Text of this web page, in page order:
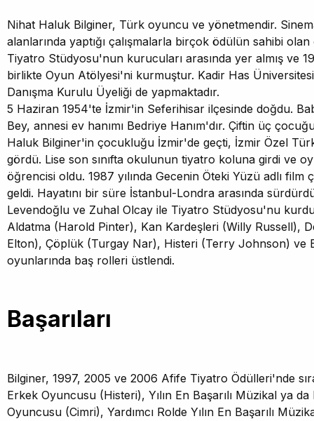
Nihat Haluk Bilginer, Türk oyuncu ve yönetmendir.
alanlarında yaptığı çalışmalarla birçok ödülün sahibi olan
Tiyatro Stüdyosu'nun kurucuları arasında yer almış ve
birlikte Oyun Atölyesi'ni kurmuştur. Kadir Has
Danışma Kurulu Üyeliği de yapmaktadır.
5 Haziran 1954'te İzmir'in Seferihisar ilçesinde doğdu.
Bey, annesi ev hanımı Bedriye Hanım'dır. Çiftin üç
Haluk Bilginer'in çocukluğu İzmir'de geçti, İzmir Özel
gördü. Lise son sınıfta okulunun tiyatro koluna girdi ve
öğrencisi oldu. 1987 yılında Gecenin Öteki Yüzü adlı film
geldi. Hayatını bir süre İstanbul-Londra arasında
Levendoğlu ve Zuhal Olcay ile Tiyatro Stüdyosu'nu
Aldatma (Harold Pinter), Kan Kardeşleri (Willy Russell),
Elton), Çöplük (Turgay Nar), Histeri (Terry Johnson) ve
oyunlarında baş rolleri üstlendi.
Başarıları
Bilginer, 1997, 2005 ve 2006 Afife Tiyatro Ödülleri'nde
Erkek Oyuncusu (Histeri), Yılın En Başarılı Müzikal ya
Oyuncusu (Cimri), Yardımcı Rolde Yılın En Başarılı